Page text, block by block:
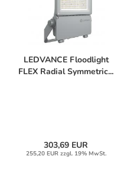
LEDVANCE Floodlight
FLEX Radial Symmetric...
303,69 EUR
255,20 EUR zzgl. 19% MwSt.